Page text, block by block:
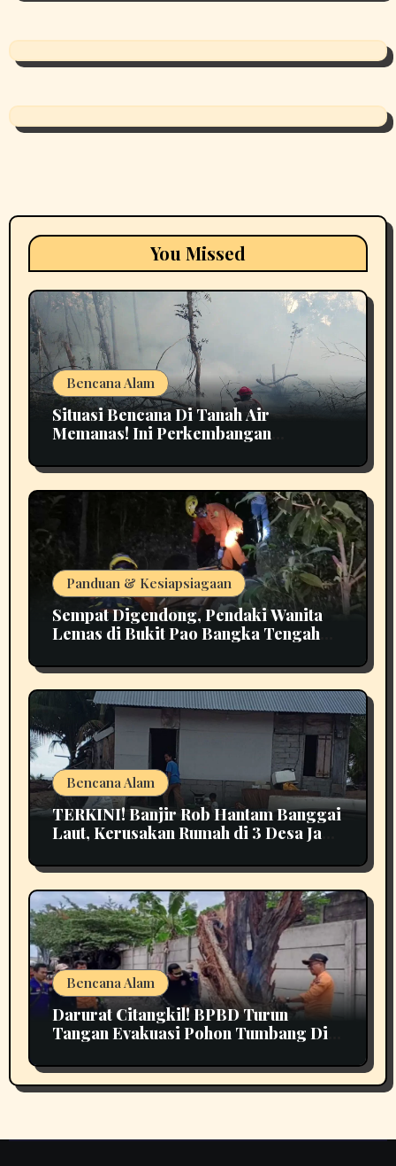
You Missed
Bencana Alam
Situasi Bencana Di Tanah Air
Memanas! Ini Perkembangan
Panduan & Kesiapsiagaan
Sempat Digendong, Pendaki Wanita
Lemas di Bukit Pao Bangka Tengah
Bencana Alam
TERKINI! Banjir Rob Hantam Banggai
Laut, Kerusakan Rumah di 3 Desa Jadi
Bencana Alam
Darurat Citangkil! BPBD Turun
Tangan Evakuasi Pohon Tumbang Di